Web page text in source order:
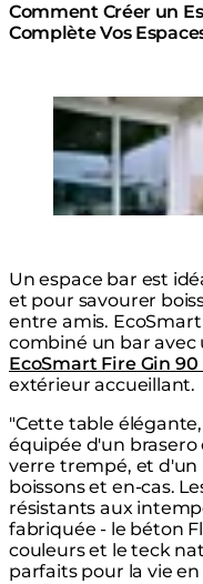
Comment Créer un
Complète Vos
Loading image...
Associant la
de bar à une
cheminée
encourager les
Un espace bar est
et pour savourer
entre amis.
combiné un bar avec
EcoSmart Fire Gin 90
extérieur accueillant.
"Cette table
équipée d'un
verre trempé, et
boissons et en-cas.
résistants aux
fabriquée - le béton
couleurs et le teck
parfaits pour la vie